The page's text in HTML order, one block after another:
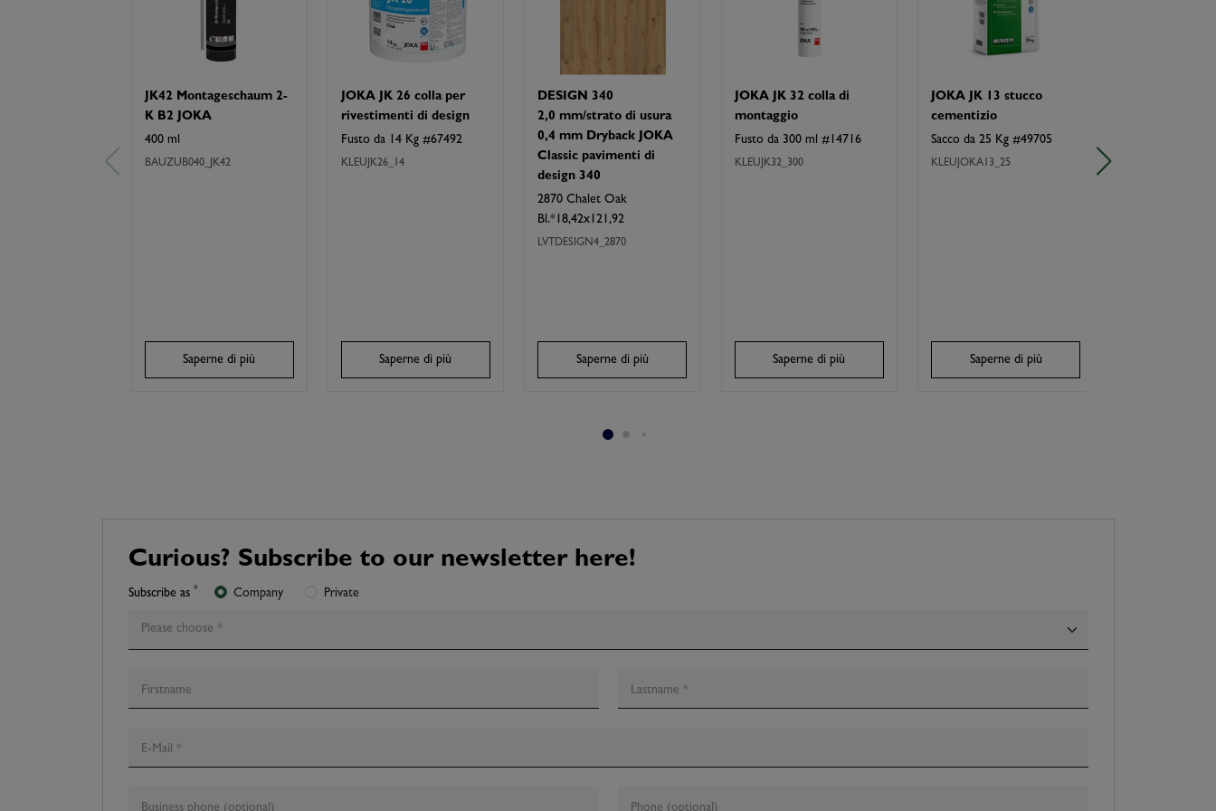
JK42 Montageschaum 2-
K B2 JOKA
400 ml
BAUZUB040_JK42
Saperne di più
JOKA JK 26 colla per
rivestimenti di design
Fusto da 14 Kg #67492
KLEUJK26_14
Saperne di più
DESIGN 340
2,0 mm/strato di usura
0,4 mm Dryback JOKA
Classic pavimenti di
design 340
2870 Chalet Oak
Bl.*18,42x121,92
LVTDESIGN4_2870
Saperne di più
JOKA JK 32 colla di
montaggio
Fusto da 300 ml #14716
KLEUJK32_300
Saperne di più
JOKA JK 13 stucco
cementizio
Sacco da 25 Kg #49705
KLEUJOKA13_25
Saperne di più
Curious? Subscribe to our newsletter here!
Subscribe as * Company Private